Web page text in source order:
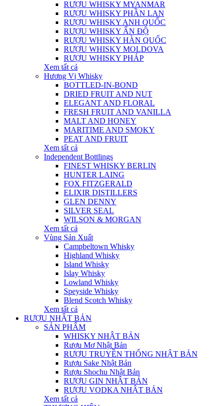
RƯỢU WHISKY MYANMAR
RƯỢU WHISKY PHẦN LAN
RƯỢU WHISKY ANH QUỐC
RƯỢU WHISKY ẤN ĐỘ
RƯỢU WHISKY HÀN QUỐC
RƯỢU WHISKY MOLDOVA
RƯỢU WHISKY PHÁP
Xem tất cả
Hương Vị Whisky
BOTTLED-IN-BOND
DRIED FRUIT AND NUT
ELEGANT AND FLORAL
FRESH FRUIT AND VANILLA
MALT AND HONEY
MARITIME AND SMOKY
PEAT AND FRUIT
Xem tất cả
Independent Bottlings
FINEST WHISKY BERLIN
HUNTER LAING
FOX FITZGERALD
ELIXIR DISTILLERS
GLEN DENNY
SILVER SEAL
WILSON & MORGAN
Xem tất cả
Vùng Sản Xuất
Campbeltown Whisky
Highland Whisky
Island Whisky
Islay Whisky
Lowland Whisky
Speyside Whisky
Blend Scotch Whisky
Xem tất cả
RƯỢU NHẬT BẢN
SẢN PHẨM
WHISKY NHẬT BẢN
Rượu Mơ Nhật Bản
RƯỢU TRUYỀN THỐNG NHẬT BẢN
Rượu Sake Nhật Bản
Rượu Shochu Nhật Bản
RƯỢU GIN NHẬT BẢN
RƯỢU VODKA NHẬT BẢN
Xem tất cả